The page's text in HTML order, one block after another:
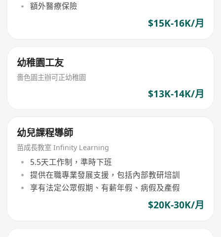
額外醫療保險
$15K-16K/月
幼稚園工友
嗇色園主辦可正幼稚園
$13K-14K/月
幼兒課程導師
苗成長教室 Infinity Learning
5.5天工作制，準時下班
提供在職專業發展支援，包括內部教研培訓
享有法定公眾假期、有薪年假、病假及產假
$20K-30K/月